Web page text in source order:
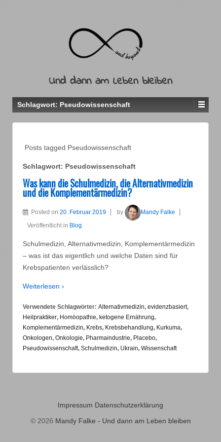
Und dann am Leben bleiben
Schlagwort: Pseudowissenschaft
Posts tagged Pseudowissenschaft
Schlagwort: Pseudowissenschaft
Was kann die Schulmedizin, die Alternativmedizin
und die Komplementärmedizin?
Posted on 20. Februar 2019 by
Mandy Falke
Veröffentlicht in Blog
Schulmedizin, Alternativmedizin, Komplementärmedizin
– was ist das eigentlich und welche Daten sind für
Krebspatienten verlässlich?
Weiterlesen ›
Verwendete Schlagwörter: Alternativmedizin, evidenzbasiert,
Heilpraktiker, Homöopathie, ketogene Ernährung,
Komplementärmedizin, Krebs, Krebsbehandlung, Kurkuma,
Onkologen, Onkologie, Pharmaindustrie, Placebo,
Pseudowissenschaft, Schulmedizin, Ukrain, Wissenschaft
Impressum Datenschutzerklärung
© 2026 Mandy Falke - Und dann am Leben bleiben